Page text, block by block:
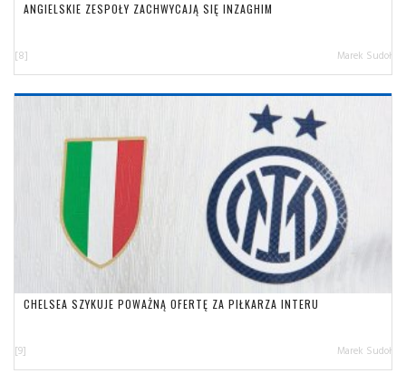
ANGIELSKIE ZESPOŁY ZACHWYCAJĄ SIĘ INZAGHIM
[8] Marek Sudoł
CHELSEA SZYKUJE POWAŻNĄ OFERTĘ ZA PIŁKARZA INTERU
[9] Marek Sudoł